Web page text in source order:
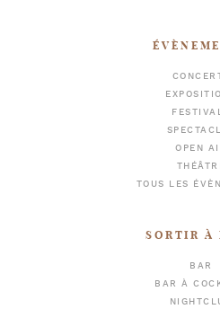
OPEN
TOUS LES
SORTIR À
BAR
BAR À